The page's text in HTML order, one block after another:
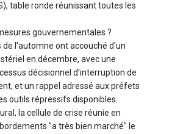
table ronde réunissant toutes les
gouvernementales ?
de l'automne ont accouché d'un
en décembre, avec une
décisionnel d'interruption de
et un rappel adressé aux préfets
outils répressifs disponibles.
la cellule de crise réunie en
"a très bien marché" le